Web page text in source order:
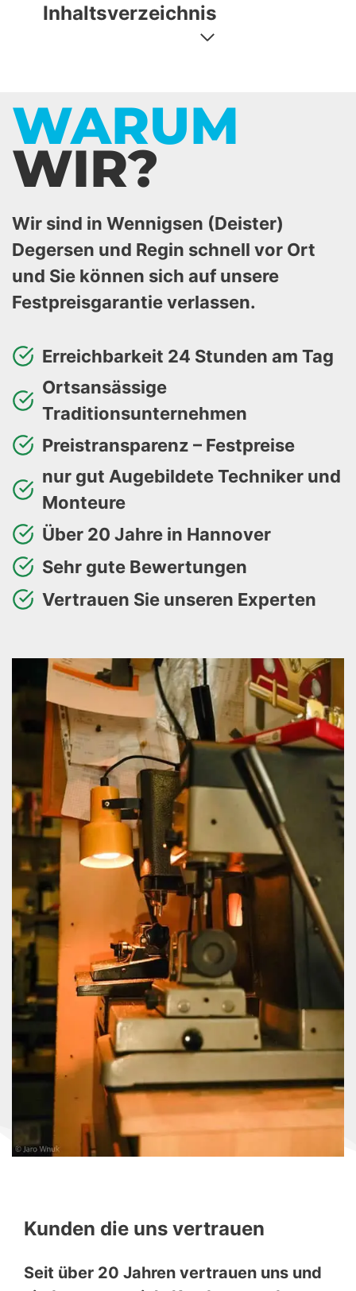
Inhaltsverzeichnis
WARUM
WIR?
Wir sind in Wennigsen (Deister)
Degersen und Regin schnell vor Ort
und Sie können sich auf unsere
Festpreisgarantie verlassen.
Erreichbarkeit 24 Stunden am Tag
Ortsansässige
Traditionsunternehmen
Preistransparenz – Festpreise
nur gut Augebildete Techniker und
Monteure
Über 20 Jahre in Hannover
Sehr gute Bewertungen
Vertrauen Sie unseren Experten
Kunden die uns vertrauen
Seit über 20 Jahren vertrauen uns und